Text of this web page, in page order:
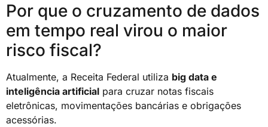
Por que o cruzamento de dados
em tempo real virou o maior
risco fiscal?
Atualmente, a Receita Federal utiliza big data e
inteligência artificial para cruzar notas fiscais
eletrônicas, movimentações bancárias e obrigações
acessórias.